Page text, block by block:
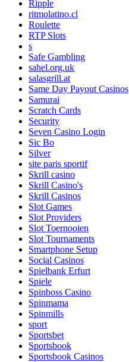
Ripple
ritmolatino.cl
Roulette
RTP Slots
s
Safe Gambling
sahel.org.uk
salasgrill.at
Same Day Payout Casinos
Samurai
Scratch Cards
Security
Seven Casino Login
Sic Bo
Silver
site paris sportif
Skrill casino
Skrill Casino's
Skrill Casinos
Slot Games
Slot Providers
Slot Toernooien
Slot Tournaments
Smartphone Setup
Social Casinos
Spielbank Erfurt
Spiele
Spinboss Casino
Spinmama
Spinmills
sport
Sportsbet
Sportsbook
Sportsbook Casinos